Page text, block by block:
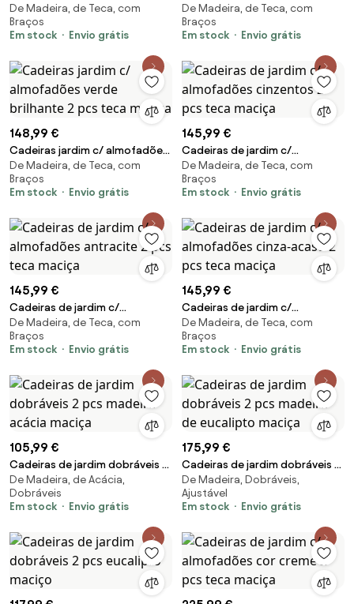
almofadões branco nata 2 pcs
teca maciça
De Madeira, de Teca, com
Braços
Em stock
Envio grátis
almofadões beges 2 pcs teca
maciça
De Madeira, de Teca, com
Braços
Em stock
Envio grátis
148,99 €
Cadeiras jardim c/ almofadões
verde brilhante 2 pcs teca
maciça
De Madeira, de Teca, com
Braços
Em stock
Envio grátis
145,99 €
Cadeiras de jardim c/
almofadões cinzentos 2 pcs
teca maciça
De Madeira, de Teca, com
Braços
Em stock
Envio grátis
145,99 €
Cadeiras de jardim c/
almofadões antracite 2 pcs
teca maciça
De Madeira, de Teca, com
Braços
Em stock
Envio grátis
145,99 €
Cadeiras de jardim c/
almofadões cinza-acast. 2 pcs
teca maciça
De Madeira, de Teca, com
Braços
Em stock
Envio grátis
105,99 €
Cadeiras de jardim dobráveis 2
pcs madeira acácia maciça
De Madeira, de Acácia,
Dobráveis
Em stock
Envio grátis
175,99 €
Cadeiras de jardim dobráveis 2
pcs madeira de eucalipto
maciça
De Madeira, Dobráveis,
Ajustável
Em stock
Envio grátis